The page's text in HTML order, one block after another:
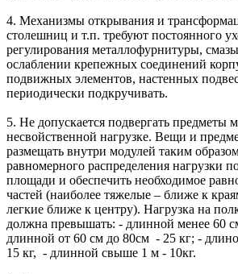
4. Механизмы открывания и
столешниц и т.п. требуют постоянного
регулирования металлофурнитуры,
ослаблении крепежных соединений
подвижных элементов, настенных
периодически подкручивать.
5. Не допускается подвергать предметы
несвойственной нагрузке. Вещи и
размещать внутри модулей таким
равномерного распределения нагрузки
площади и обеспечить необходимое
частей (наиболее тяжелые – ближе к
легкие ближе к центру). Нагрузка на
должна превышать: - длинной менее 60
длинной от 60 см до 80см - 25 кг; -
15 кг, - длинной свыше 1 м - 10кг.